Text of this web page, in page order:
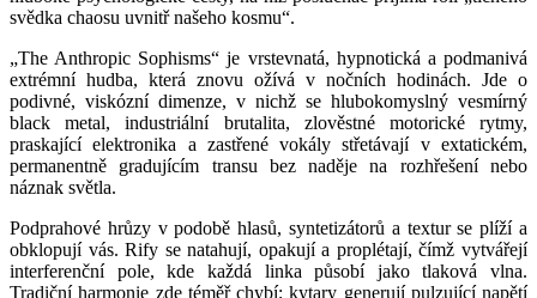
svědka chaosu uvnitř našeho kosmu“.
„The Anthropic Sophisms“ je vrstevnatá, hypnotická a podmanivá
extrémní hudba, která znovu ožívá v nočních hodinách. Jde o
podivné, viskózní dimenze, v nichž se hlubokomyslný vesmírný
black metal, industriální brutalita, zlověstné motorické rytmy,
praskající elektronika a zastřené vokály střetávají v extatickém,
permanentně gradujícím transu bez naděje na rozhřešení nebo
náznak světla.
Podprahové hrůzy v podobě hlasů, syntetizátorů a textur se plíží a
obklopují vás. Rify se natahují, opakují a proplétají, čímž vytvářejí
interferenční pole, kde každá linka působí jako tlaková vlna.
Tradiční harmonie zde téměř chybí; kytary generují pulzující napětí